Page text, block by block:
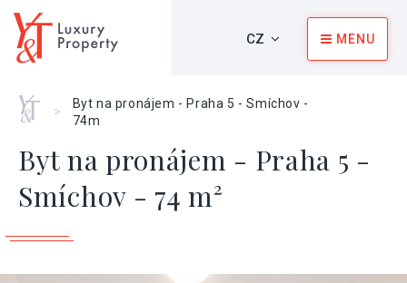
CZ MENU
Home
>
Byt na pronájem - Praha 5 - Smíchov -
74m
Byt na pronájem - Praha 5 -
Smíchov - 74 m²